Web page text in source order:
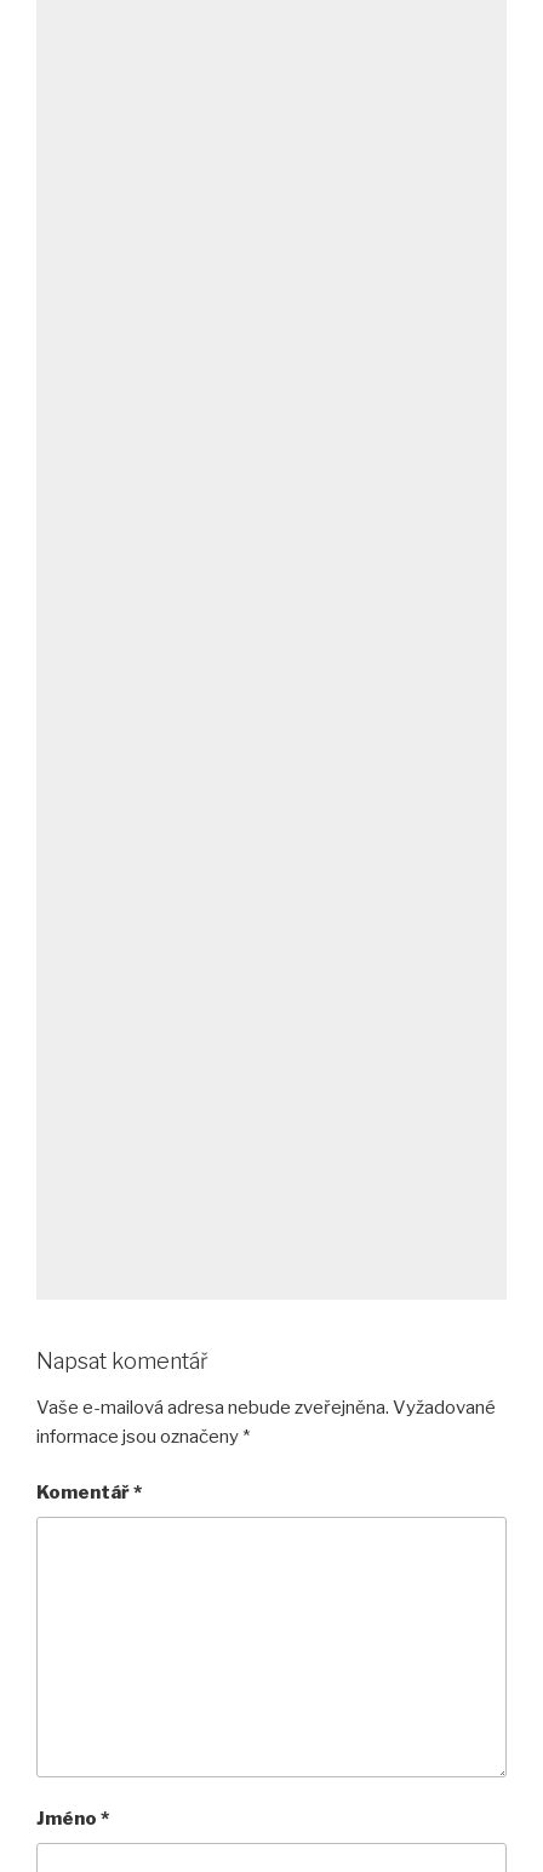
Napsat komentář
Vaše e-mailová adresa nebude zveřejněna. Vyžadované
informace jsou označeny *
Komentář*
Jméno *